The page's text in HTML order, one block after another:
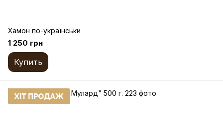
Хамон по-українськи
1 250 грн
Купить